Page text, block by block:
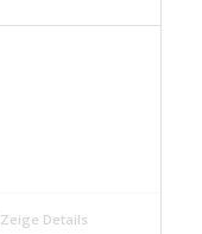
Zeige Details